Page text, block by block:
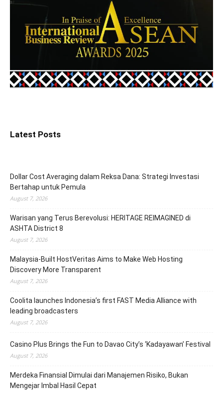
Latest Posts
Dollar Cost Averaging dalam Reksa Dana: Strategi Investasi
Bertahap untuk Pemula
August 7, 2026
Warisan yang Terus Berevolusi: HERITAGE REIMAGINED di
ASHTA District 8
August 7, 2026
Malaysia-Built HostVeritas Aims to Make Web Hosting
Discovery More Transparent
August 7, 2026
Coolita launches Indonesia’s first FAST Media Alliance with
leading broadcasters
August 7, 2026
Casino Plus Brings the Fun to Davao City’s ‘Kadayawan’ Festival
August 7, 2026
Merdeka Finansial Dimulai dari Manajemen Risiko, Bukan
Mengejar Imbal Hasil Cepat